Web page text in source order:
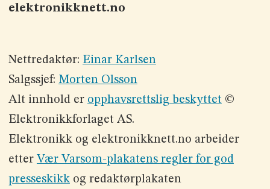
elektronikknett.no
Nettredaktør: Einar Karlsen
Salgssjef: Morten Olsson
Alt innhold er opphavsrettslig beskyttet©
Elektronikkforlaget AS.
Elektronikk og elektronikknett.no arbeider
etter Vær Varsom-plakatens regler for god
presseskikkog redaktørplakaten